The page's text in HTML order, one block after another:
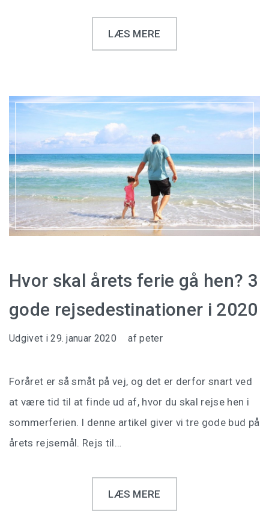
LÆS MERE
Hvor skal årets ferie gå hen? 3
gode rejsedestinationer i 2020
Udgivet i29. januar 2020 afpeter
Foråret er så småt på vej, og det er derfor snart ved
at være tid til at finde ud af, hvor du skal rejse hen i
sommerferien. I denne artikel giver vi tre gode bud på
årets rejsemål. Rejs til…
LÆS MERE